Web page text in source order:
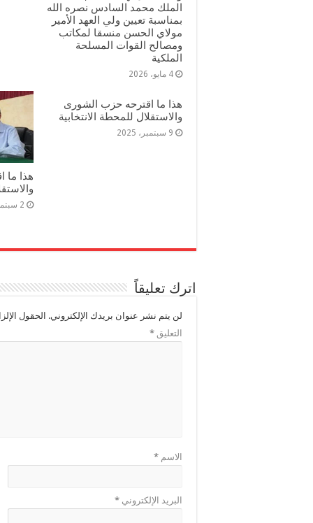
الملك محمد السادس نصره الله
بمناسبة تعيين ولي العهد الأمير
مولاي الحسن منسقا لمكاتب
ومصالح القوات المسلحة
الملكية
4 مايو، 2026
هذا ما اقترحه حزب الشورى
والاستقلال للمحطة الانتخابية
9 سبتمبر، 2025
هذا ما
2 سبتمبر، 2025
اترك تعليقاً
لن يتم نشر عنوان بريدك الإلكتروني. الحقول
التعليق *
الاسم *
البريد الإلكتروني *